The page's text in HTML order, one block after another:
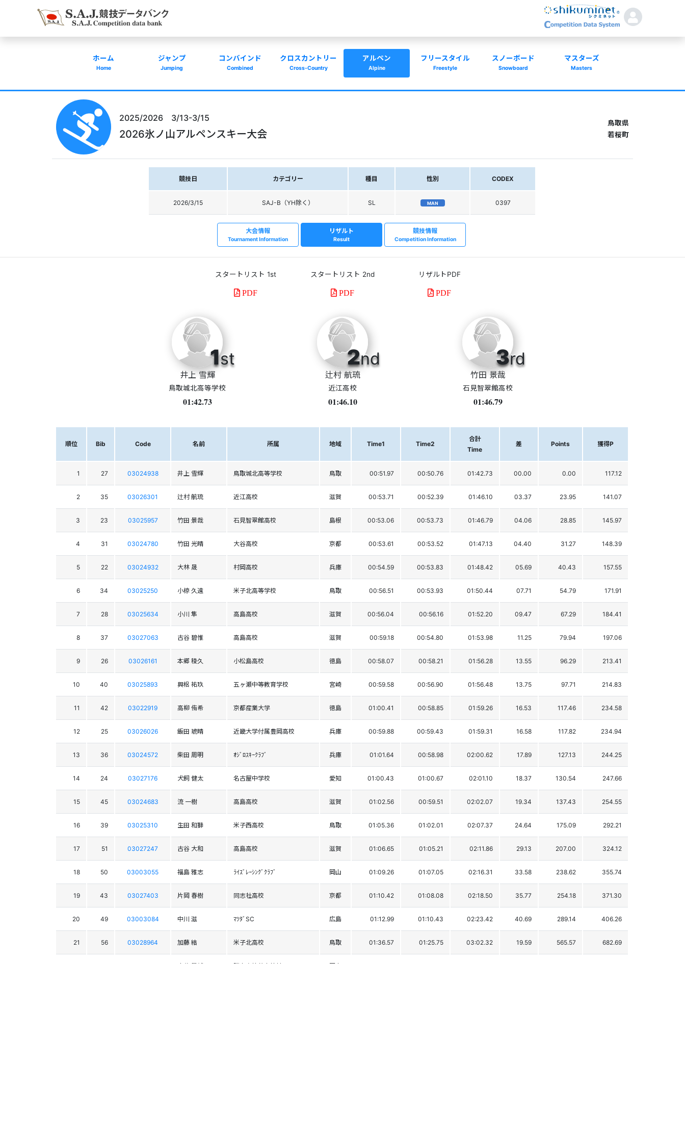
ホーム
Home
ジャンプ
Jumping
コンバインド
Combined
クロスカントリー
Cross-Country
アルペン
Alpine
フリースタイル
Freestyle
スノーボード
Snowboard
マスターズ
Masters
2025/2026 3/13-3/15
2026氷ノ山アルペンスキー大会
鳥取県
若桜町
競技日 カテゴリー 種目 性別 CODEX
2026/3/15 SAJ-B（YH除く） SL MAN 0397
大会情報
Tournament Information
リザルト
Result
競技情報
Competition Information
スタートリスト 1st
PDF
スタートリスト 2nd
PDF
リザルトPDF
PDF
1st
井上 雪輝
鳥取城北高等学校
01:42.73
2nd
辻村 航琉
近江高校
01:46.10
3rd
竹田 景哉
石見智翠館高校
01:46.79
順位 Bib Code 名前 所属 地域 Time1 Time2
合計
Time
差 Points 獲得P
1 27 03024938 井上 雪輝 鳥取城北高等学校 鳥取 00:51.97 00:50.76 01:42.73 00.00 0.00 117.12
2 35 03026301 辻村 航琉 近江高校 滋賀 00:53.71 00:52.39 01:46.10 03.37 23.95 141.07
3 23 03025957 竹田 景哉 石見智翠館高校 島根 00:53.06 00:53.73 01:46.79 04.06 28.85 145.97
4 31 03024780 竹田 光晴 大谷高校 京都 00:53.61 00:53.52 01:47.13 04.40 31.27 148.39
5 22 03024932 大林 晟 村岡高校 兵庫 00:54.59 00:53.83 01:48.42 05.69 40.43 157.55
6 34 03025250 小椋 久遠 米子北高等学校 鳥取 00:56.51 00:53.93 01:50.44 07.71 54.79 171.91
7 28 03025634 小川 隼 高島高校 滋賀 00:56.04 00:56.16 01:52.20 09.47 67.29 184.41
8 37 03027063 古谷 碧惟 高島高校 滋賀 00:59.18 00:54.80 01:53.98 11.25 79.94 197.06
9 26 03026161 本郷 稜久 小松島高校 徳島 00:58.07 00:58.21 01:56.28 13.55 96.29 213.41
10 40 03025893 興梠 祐玖 五ヶ瀬中等教育学校 宮崎 00:59.58 00:56.90 01:56.48 13.75 97.71 214.83
11 42 03022919 高柳 侑希 京都産業大学 徳島 01:00.41 00:58.85 01:59.26 16.53 117.46 234.58
12 25 03026026 飯田 琥晴 近畿大学付属豊岡高校 兵庫 00:59.88 00:59.43 01:59.31 16.58 117.82 234.94
13 36 03024572 柴田 周明 ｵｼﾞﾛｽｷｰｸﾗﾌﾞ 兵庫 01:01.64 00:58.98 02:00.62 17.89 127.13 244.25
14 24 03027176 犬飼 健太 名古屋中学校 愛知 01:00.43 01:00.67 02:01.10 18.37 130.54 247.66
15 45 03024683 流 一樹 高島高校 滋賀 01:02.56 00:59.51 02:02.07 19.34 137.43 254.55
16 39 03025310 生田 和獅 米子西高校 鳥取 01:05.36 01:02.01 02:07.37 24.64 175.09 292.21
17 51 03027247 古谷 大和 高島高校 滋賀 01:06.65 01:05.21 02:11.86 29.13 207.00 324.12
18 50 03003055 福島 雅志 ﾗｲｽﾞﾚｰｼﾝｸﾞｸﾗﾌﾞ 岡山 01:09.26 01:07.05 02:16.31 33.58 238.62 355.74
19 43 03027403 片岡 春樹 同志社高校 京都 01:10.42 01:08.08 02:18.50 35.77 254.18 371.30
20 49 03003084 中川 滋 ﾏﾂﾀﾞSC 広島 01:12.99 01:10.43 02:23.42 40.69 289.14 406.26
21 56 03028964 加藤 結 米子北高校 鳥取 01:36.57 01:25.75 03:02.32 19.59 565.57 682.69
小谷 凰輔 勝山高校蒜山校地 岡山